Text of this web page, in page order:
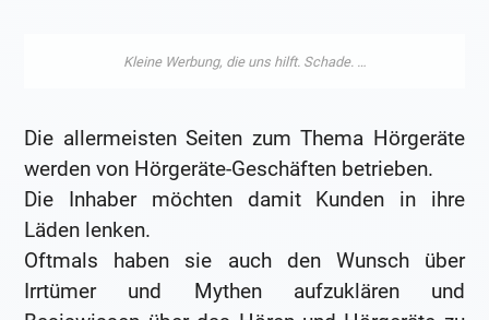
Die allermeisten Seiten zum Thema Hörgeräte
werden von Hörgeräte-Geschäften betrieben.
Die Inhaber möchten damit Kunden in ihre
Läden lenken.
Oftmals haben sie auch den Wunsch über
Irrtümer und Mythen aufzuklären und